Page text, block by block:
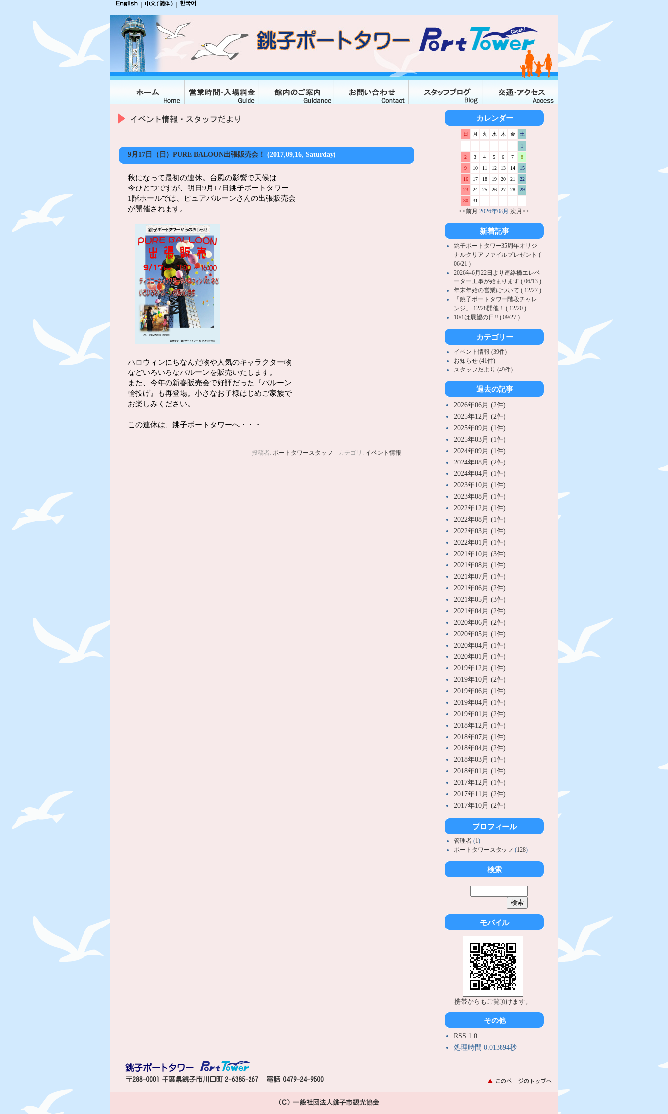
9月17日（日）PURE BALOON出張販売会！ (2017,09,16, Saturday)
秋になって最初の連休。台風の影響で天候は
今ひとつですが、明日9月17日銚子ポートタワー
1階ホールでは、ピュアバルーンさんの出張販売会
が開催されます。
ハロウィンにちなんだ物や人気のキャラクター物
などいろいろなバルーンを販売いたします。
また、今年の新春販売会で好評だった『バルーン
輪投げ』も再登場。小さなお子様はじめご家族で
お楽しみください。
この連休は、銚子ポートタワーへ・・・
投稿者: ポートタワースタッフ カテゴリ: イベント情報
カレンダー
日 月 火 水 木 金 土
1
2
3 4 5 6 7
8
9
10 11 12 13 14
15
16
17 18 19 20 21
22
23
24 25 26 27 28
29
30
31
<<前月 2026年08月 次月>>
新着記事
銚子ポートタワー35周年オリジ
ナルクリアファイルプレゼント (
06/21 )
2026年6月22日より連絡橋エレベ
ーター工事が始まります ( 06/13 )
年末年始の営業について ( 12/27 )
「銚子ポートタワー階段チャレ
ンジ」 12/28開催！ ( 12/20 )
10/1は展望の日!! ( 09/27 )
カテゴリー
イベント情報 (39件)
お知らせ (41件)
スタッフだより (49件)
過去の記事
2026年06月 (2件)
2025年12月 (2件)
2025年09月 (1件)
2025年03月 (1件)
2024年09月 (1件)
2024年08月 (2件)
2024年04月 (1件)
2023年10月 (1件)
2023年08月 (1件)
2022年12月 (1件)
2022年08月 (1件)
2022年03月 (1件)
2022年01月 (1件)
2021年10月 (3件)
2021年08月 (1件)
2021年07月 (1件)
2021年06月 (2件)
2021年05月 (3件)
2021年04月 (2件)
2020年06月 (2件)
2020年05月 (1件)
2020年04月 (1件)
2020年01月 (1件)
2019年12月 (1件)
2019年10月 (2件)
2019年06月 (1件)
2019年04月 (1件)
2019年01月 (2件)
2018年12月 (1件)
2018年07月 (1件)
2018年04月 (2件)
2018年03月 (1件)
2018年01月 (1件)
2017年12月 (1件)
2017年11月 (2件)
2017年10月 (2件)
プロフィール
管理者 (1)
ポートタワースタッフ (128)
検索
モバイル
携帯からもご覧頂けます。
その他
RSS 1.0
処理時間 0.013894秒